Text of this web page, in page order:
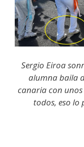
Sergio Eiroa
alumna baila
canaria con
todos, eso lo